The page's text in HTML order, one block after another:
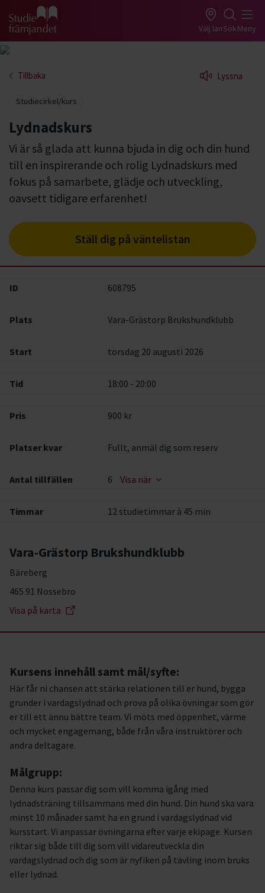
Gå till studiefrämjandets startsida Välj länSökMeny
Tillbaka Lyssna
Studiecirkel/kurs
Lydnadskurs
Vi är så glada att kunna bjuda in dig och din hund
till en inspirerande och rolig Lydnadskurs med
fokus på samarbete, glädje och utveckling,
oavsett tidigare erfarenhet!
Ställ dig på väntelistan
ID 608795
Plats Vara-Grästorp Brukshundklubb
Start torsdag 20 augusti 2026
Tid 18:00 - 20:00
Pris 900 kr
Platser kvar Fullt, anmäl dig som reserv
Antal tillfällen 6 Visa när
Timmar 12 studietimmar à 45 min
Vara-Grästorp Brukshundklubb
Bäreberg
465 91 Nossebro
Visa på karta
Kursens innehåll samt mål/syfte:
Här får ni chansen att stärka relationen till er hund, bygga
grunder i vardagslydnad och prova på olika övningar som gör
er till ett ännu bättre team. Vi möts med öppenhet, värme
och mycket engagemang, både från våra instruktörer och
andra deltagare.
Målgrupp:
Denna kurs passar dig som vill komma igång med
lydnadsträning tillsammans med din hund. Din hund ska vara
minst 10 månader samt ha en grund i vardagslydnad vid
kursstart. Vi anpassar övningarna efter varje ekipage. Kursen
riktar sig både till dig som vill vidareutveckla din
vardagslydnad och dig som är nyfiken på tävling inom bruks
eller lydnad.